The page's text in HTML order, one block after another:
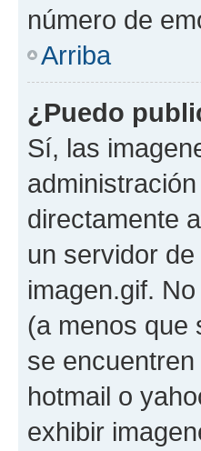
número de
Arriba
¿Puedo
Sí, las
directamente
un servidor
imagen.gif.
(a menos que
se
hotmail o
exhibir